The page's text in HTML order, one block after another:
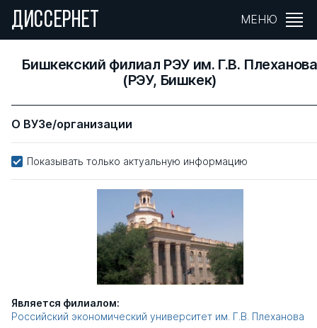
ДИССЕРНЕТ МЕНЮ
Бишкекский филиал РЭУ им. Г.В. Плеханова
(РЭУ, Бишкек)
О ВУЗе/организации
Показывать только актуальную информацию
Является филиалом:
Российский экономический университет им. Г.В. Плеханова